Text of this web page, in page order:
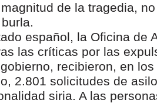
de la tragedia,
español, la Oficina de
las críticas por las
recibieron, en
2.801 solicitudes de
siria. A las